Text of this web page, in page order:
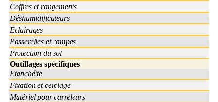
Coffres et rangements
Déshumidificateurs
Eclairages
Passerelles et rampes
Protection du sol
Outillages spécifiques
Etanchéite
Fixation et cerclage
Matériel pour carreleurs